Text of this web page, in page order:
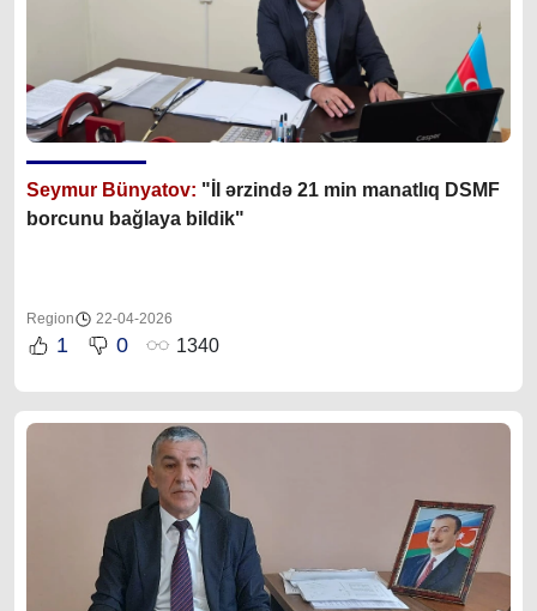
Seymur Bünyatov: "İl ərzində 21 min manatlıq DSMF
borcunu bağlaya bildik"
Region 22-04-2026
1 0 1340